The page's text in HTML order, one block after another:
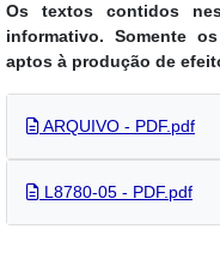
Os textos contidos
informativo. Somente
aptos à produção de
ARQUIVO - PDF.pdf
L8780-05 - PDF.pdf